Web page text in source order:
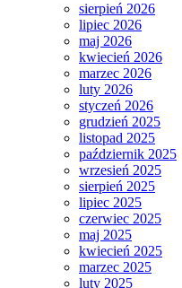
sierpień 2026
lipiec 2026
maj 2026
kwiecień 2026
marzec 2026
luty 2026
styczeń 2026
grudzień 2025
listopad 2025
październik 2025
wrzesień 2025
sierpień 2025
lipiec 2025
czerwiec 2025
maj 2025
kwiecień 2025
marzec 2025
luty 2025